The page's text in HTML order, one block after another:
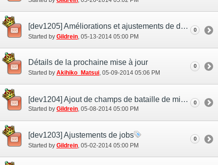
[dev1205] Améliorations et ajustements de divers contenus
Started by Gildrein ‎, 05-13-2014 05:00 PM
0
Détails de la prochaine mise à jour
Started by Akihiko_Matsui‎, 05-09-2014 05:06 PM
0
[dev1204] Ajout de champs de bataille de mission à haut niveau
Started by Gildrein‎, 05-08-2014 05:00 PM
0
[dev1203] Ajustements de jobs
Started by Gildrein ‎, 05-02-2014 05:00 PM
0